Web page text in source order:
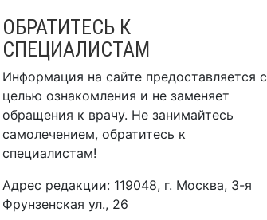
ОБРАТИТЕСЬ К
СПЕЦИАЛИСТАМ
Информация на сайте предоставляется с
целью ознакомления и не заменяет
обращения к врачу. Не занимайтесь
самолечением, обратитесь к
специалистам!
Адрес редакции: 119048, г. Москва, 3-я
Фрунзенская ул., 26